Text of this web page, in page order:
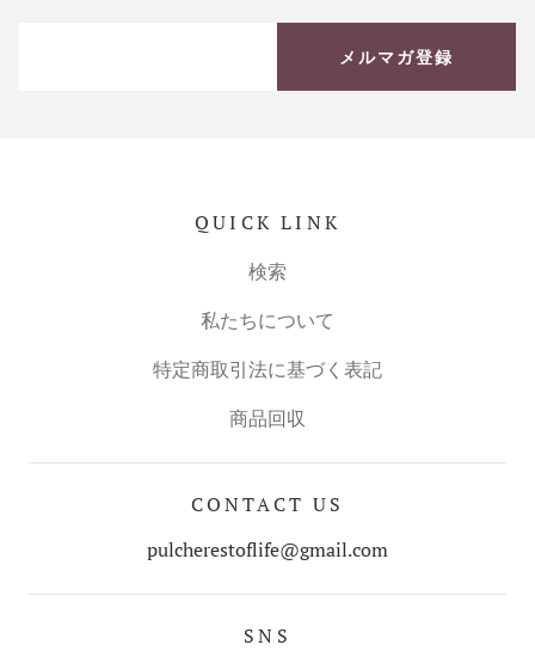
メルマガ登録
QUICK LINK
検索
私たちについて
特定商取引法に基づく表記
商品回収
CONTACT US
pulcherestoflife@gmail.com
SNS